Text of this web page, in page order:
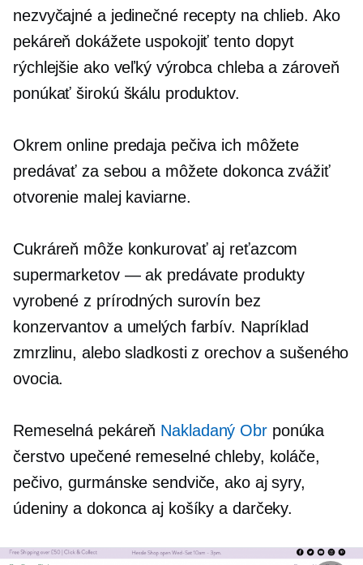
nezvyčajné a jedinečné recepty na chlieb. Ako
pekáreň dokážete uspokojiť tento dopyt
rýchlejšie ako veľký výrobca chleba a zároveň
ponúkať širokú škálu produktov.
Okrem online predaja pečiva ich môžete
predávať za sebou a môžete dokonca zvážiť
otvorenie malej kaviarne.
Cukráreň môže konkurovať aj reťazcom
supermarketov — ak predávate produkty
vyrobené z prírodných surovín bez
konzervantov a umelých farbív. Napríklad
zmrzlinu, alebo sladkosti z orechov a sušeného
ovocia.
Remeselná pekáreň Nakladaný Obrponúka
čerstvo upečené remeselné chleby, koláče,
pečivo, gurmánske sendviče, ako aj syry,
údeniny a dokonca aj košíky a darčeky.